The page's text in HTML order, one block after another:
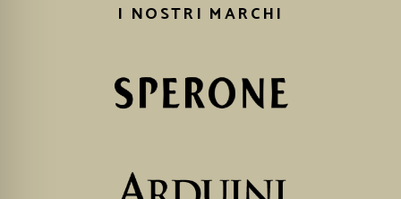
I NOSTRI MARCHI